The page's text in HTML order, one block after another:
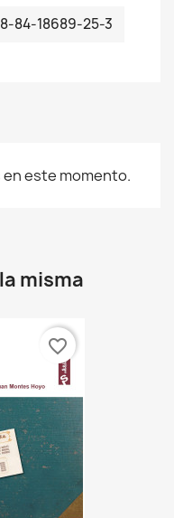
84-18689-25-3
este momento.
misma
favorite_border